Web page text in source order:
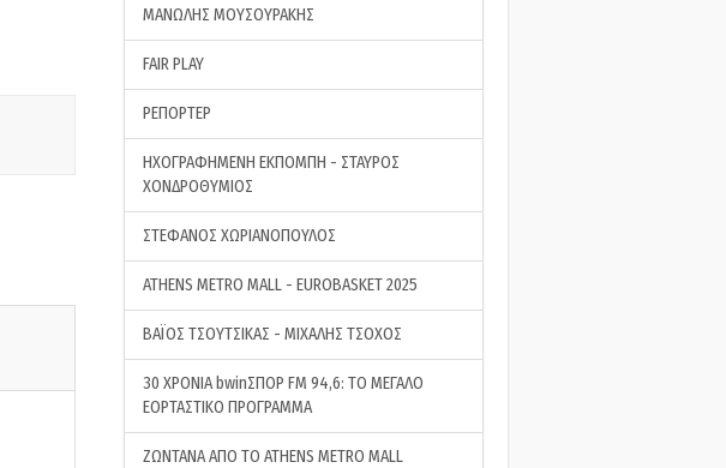
ΜΑΝΩΛΗΣ ΜΟΥΣΟΥΡΑΚΗΣ
FAIR PLAY
ΡΕΠΟΡΤΕΡ
ΗΧΟΓΡΑΦΗΜΕΝΗ ΕΚΠΟΜΠΗ - ΣΤΑΥΡΟΣ
ΧΟΝΔΡΟΘΥΜΙΟΣ
ΣΤΕΦΑΝΟΣ ΧΩΡΙΑΝΟΠΟΥΛΟΣ
ATHENS METRO MALL - EUROBASKET 2025
ΒΑΪΟΣ ΤΣΟΥΤΣΙΚΑΣ - ΜΙΧΑΛΗΣ ΤΣΟΧΟΣ
30 ΧΡΟΝΙΑ bwinΣΠΟΡ FM 94,6: ΤΟ ΜΕΓΑΛΟ
ΕΟΡΤΑΣΤΙΚΟ ΠΡΟΓΡΑΜΜΑ
ΖΩΝΤΑΝΑ ΑΠΟ ΤΟ ATHENS METRO MALL